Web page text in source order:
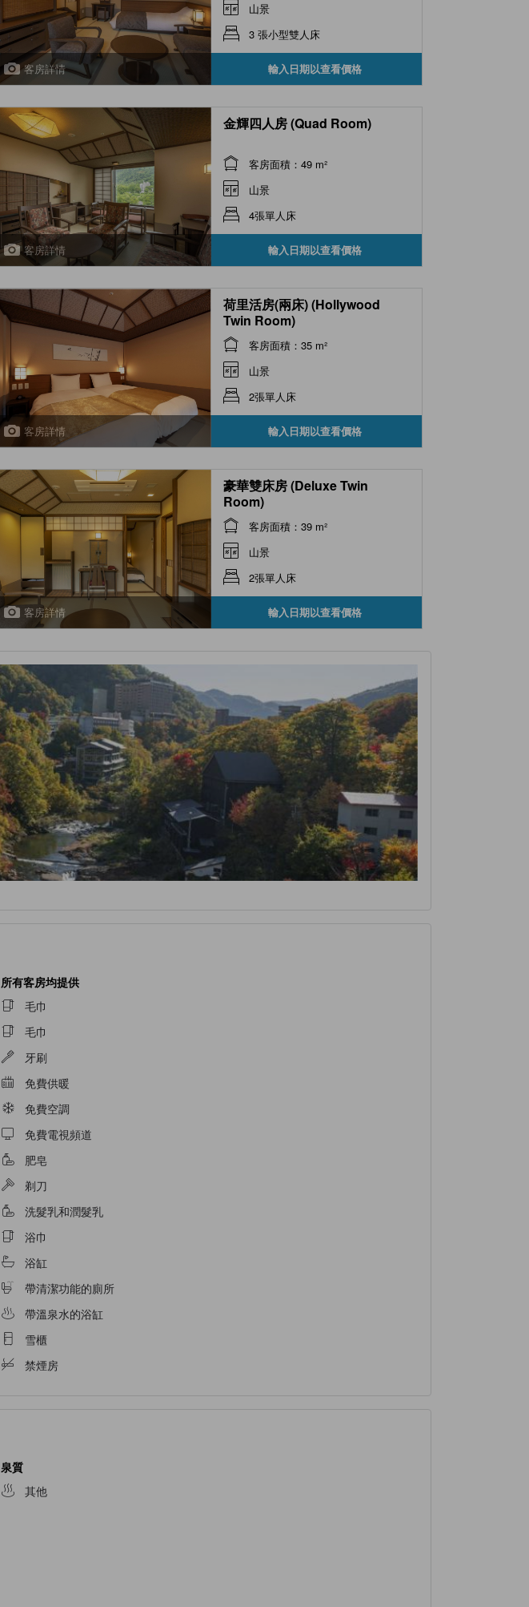
客房詳情
山景
3 張小型雙人床
輸入日期以查看價格
客房詳情
金輝四人房 (Quad Room)
客房面積：49 m²
山景
4張單人床
輸入日期以查看價格
客房詳情
荷里活房(兩床) (Hollywood
Twin Room)
客房面積：35 m²
山景
2張單人床
輸入日期以查看價格
客房詳情
豪華雙床房 (Deluxe Twin
Room)
客房面積：39 m²
山景
2張單人床
輸入日期以查看價格
所有客房均提供
毛巾
毛巾
牙刷
免費供暖
免費空調
免費電視頻道
肥皂
剃刀
洗髮乳和潤髮乳
浴巾
浴缸
帶清潔功能的廁所
帶溫泉水的浴缸
雪櫃
禁煙房
泉質
其他